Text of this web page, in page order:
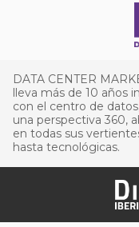
DATA CENTER
lleva más de 10 años
con el centro de
una perspectiva 360,
en todas sus
hasta tecnológicas.